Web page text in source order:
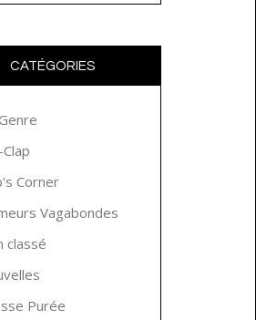
CATÉGORIES
Corner
Vagabondes
classé
Purée